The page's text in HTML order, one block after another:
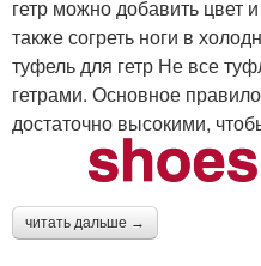
гетр можно добавить цвет
также согреть ноги в
туфель для гетр Не все
гетрами. Основное
достаточно высокими,
читать дальше →